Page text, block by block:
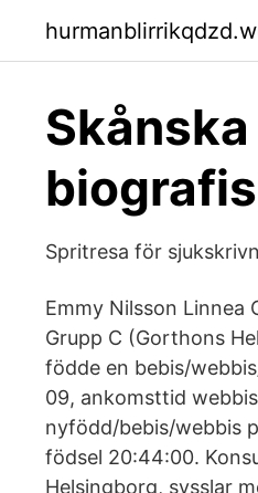
Spritresa för
Emmy Nilsson Linnea
Grupp C (Gorthons
födde en bebis/
09, ankomsttid
nyfödd/bebis/webbis
födsel 20:44:00.
Helsingborg, sysslar